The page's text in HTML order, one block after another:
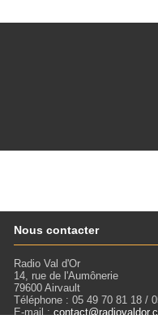
Nous contacter
Radio Val d'Or
14, rue de l'Aumônerie
79600 Airvault
Téléphone : 05 49 70 81 18 /
E-mail :